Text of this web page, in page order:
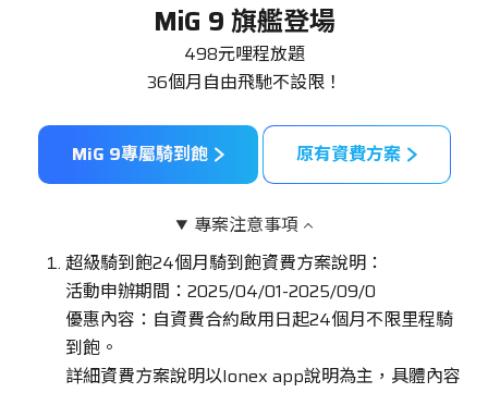
MiG 9 旗艦登場
498元哩程放題
36個月自由飛馳不設限！
MiG 9專屬騎到飽 原有資費方案
專案注意事項
超級騎到飽24個月騎到飽資費方案說明：
活動申辦期間：2025/04/01-2025/09/0
優惠內容：自資費合約啟用日起24個月不限里程騎
到飽。
詳細資費方案說明以Ionex app說明為主，具體內容